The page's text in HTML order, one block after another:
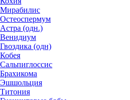
Мирабилис
Остеоспермум
Астра (одн.)
Венидиум
Гвоздика (одн)
Кобея
Сальпиглоссис
Брахикома
Эшшольция
Титония